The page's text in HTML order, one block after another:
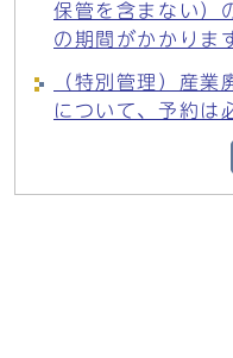
保管を含まない）
の期間がかかりま
（特別管理）産業
について、予約は